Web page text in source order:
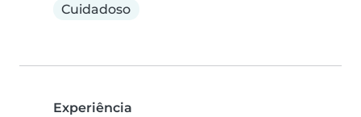
Cuidadoso
Experiência